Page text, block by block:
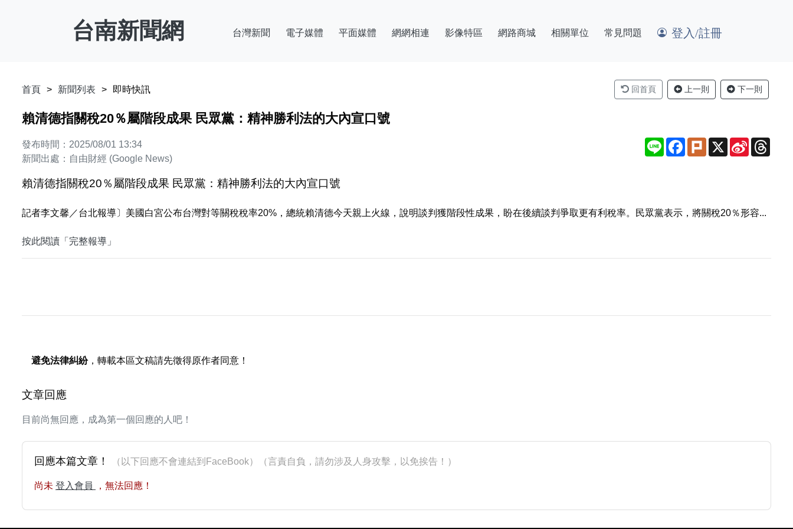
台南新聞網 台灣新聞 電子媒體 平面媒體 網網相連 影像特區 網路商城 相關單位 常見問題 登入/註冊
首頁 新聞列表 即時快訊 回首頁 上一則 下一則
賴清德指關稅20％屬階段成果 民眾黨：精神勝利法的大內宣口號
發布時間：2025/08/01 13:34
新聞出處：自由財經 (Google News)
Line Facebook
Plurk X
Sina
Weibo
賴清德指關稅20％屬階段成果 民眾黨：精神勝利法的大內宣口號
記者李文馨／台北報導〕美國白宮公布台灣對等關稅稅率20%，總統賴清德今天親上火線，說明談判獲階段性成果，盼在後續談判爭取更有利稅率。民眾黨表示，將關稅20％形容...
按此閱讀「完整報導」
避免法律糾紛，轉載本區文稿請先徵得原作者同意！
文章回應
目前尚無回應，成為第一個回應的人吧！
回應本篇文章！ （以下回應不會連結到FaceBook）（言責自負，請勿涉及人身攻擊，以免挨告！）
尚未 登入會員 ，無法回應！